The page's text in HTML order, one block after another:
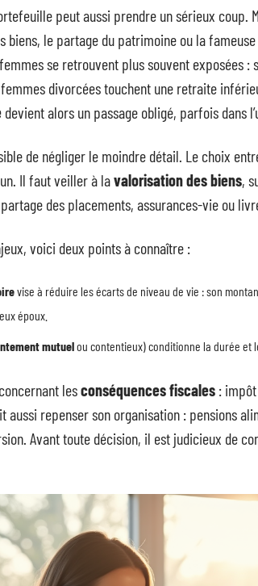
peut aussi prendre un sérieux coup.
biens, le partage du patrimoine ou la fameuse
se retrouvent plus souvent exposées :
divorcées touchent une retraite
devient alors un passage obligé, parfois dans
de négliger le moindre détail. Le choix
Il faut veiller à lavalorisation des biens,
des placements, assurances-vie ou
voici deux points à connaître :
vise à réduire les écarts de niveau de vie : son
époux.
mutuelou contentieux) conditionne la durée et
lesconséquences fiscales :
repenser son organisation : pensions
Avant toute décision, il est judicieux de